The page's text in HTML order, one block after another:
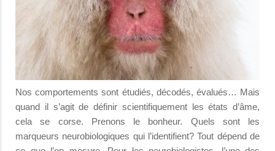
Nos comportements sont étudiés, décodés, évalués… Mais
quand il s’agit de définir scientifiquement les états d’âme,
cela se corse. Prenons le bonheur. Quels sont les
marqueurs neurobiologiques qui l’identifient? Tout dépend de